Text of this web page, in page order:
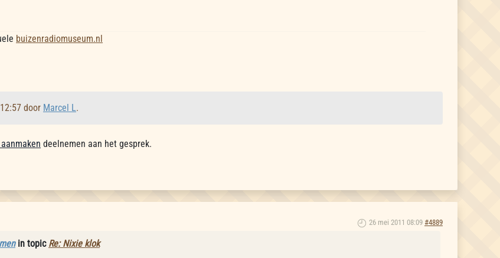
buizenradiomuseum.nl
door Marcel L.
deelnemen aan het gesprek.
26 mei 2011 08:09 #4889
in topic Re: Nixie klok